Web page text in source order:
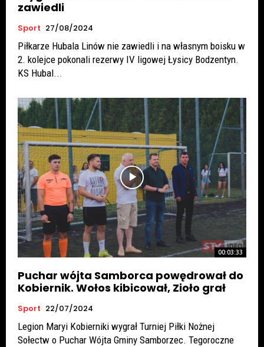
zawiedli
Sport 27/08/2024
Piłkarze Hubala Linów nie zawiedli i na własnym boisku w
2. kolejce pokonali rezerwy IV ligowej Łysicy Bodzentyn.
KS Hubal...
00:03:33
Puchar wójta Samborca powędrował do
Kobiernik. Wołos kibicował, Zioło grał
Sport 22/07/2024
Legion Maryi Kobierniki wygrał Turniej Piłki Nożnej
Sołectw o Puchar Wójta Gminy Samborzec. Tegoroczne